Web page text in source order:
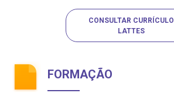
CONSULTAR CURRÍCULO
LATTES
FORMAÇÃO